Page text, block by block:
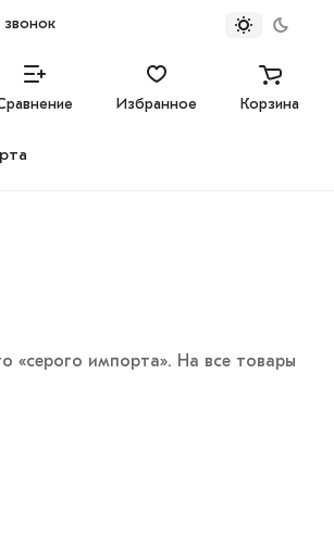
звонок
Избранное Корзина
«серого импорта». На все товары